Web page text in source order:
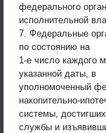
федерального
исполнительной
7. Федеральные
по состоянию на
1-е число каждого
указанной даты, в
уполномоченный
накопительно-
системы,
службы и